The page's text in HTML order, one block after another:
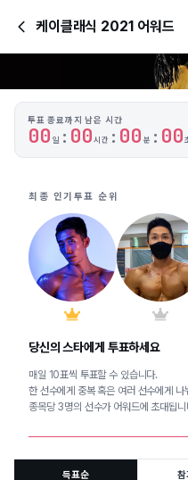
케이클래식 2021 어워드
투표 종료까지 남은 시간
00 일 : 00 시간 : 00 분 : 00
최종 인기투표 순위
당신의 스타에게 투표하세요
매일 10표씩 투표할 수 있습니다.
한 선수에게 중복 혹은 여러 선수에게 나
종목당 3명의 선수가 어워드에 초대됩니
득표순